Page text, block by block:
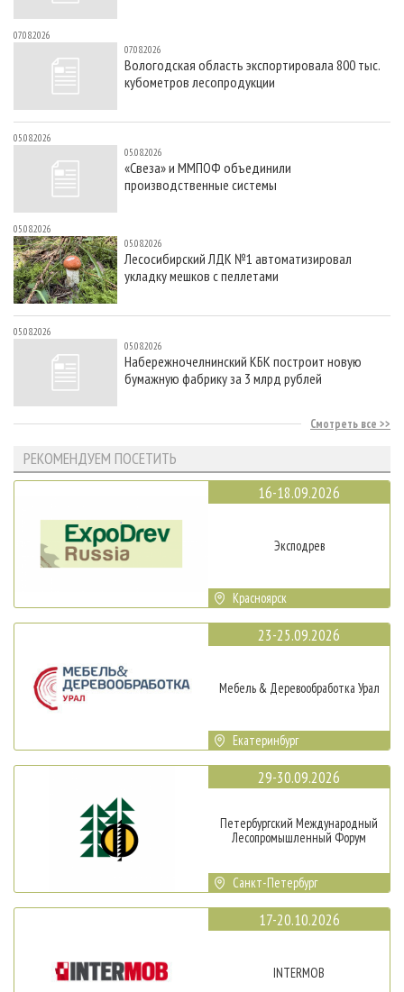
07.08.2026
07.08.2026
Вологодская область экспортировала 800 тыс.
кубометров лесопродукции
05.08.2026
05.08.2026
«Свеза» и ММПОФ объединили
производственные системы
05.08.2026
05.08.2026
Лесосибирский ЛДК №1 автоматизировал
укладку мешков с пеллетами
05.08.2026
05.08.2026
Набережночелнинский КБК построит новую
бумажную фабрику за 3 млрд рублей
Смотреть все
РЕКОМЕНДУЕМ ПОСЕТИТЬ
16-18.09.2026
Эксподрев
Красноярск
23-25.09.2026
Мебель & Деревообработка Урал
Екатеринбург
29-30.09.2026
Петербургский Международный
Лесопромышленный Форум
Санкт-Петербург
17-20.10.2026
INTERMOB